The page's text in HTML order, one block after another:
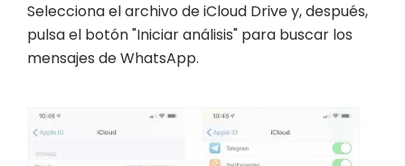
Selecciona el archivo de iCloud Drive y, después,
pulsa el botón "Iniciar análisis" para buscar los
mensajes de WhatsApp.